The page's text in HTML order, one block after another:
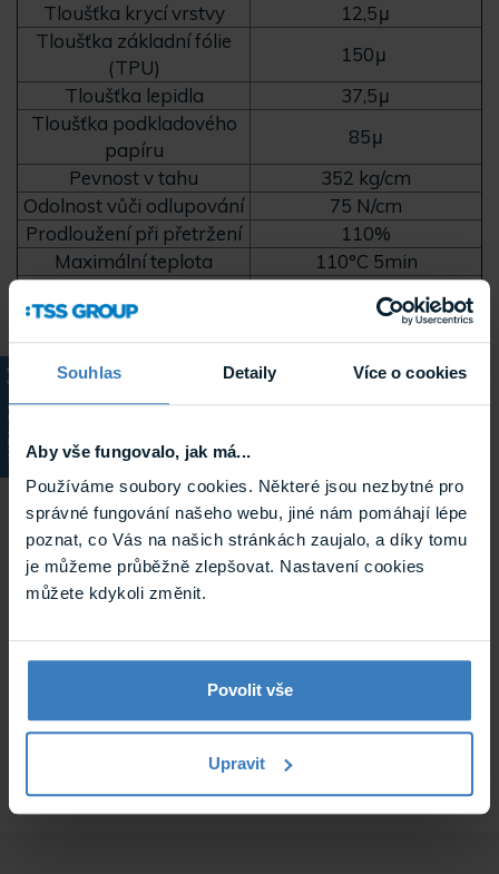
Souhlas Detaily Více o cookies
Aby vše fungovalo, jak má...
Používáme soubory cookies. Některé jsou nezbytné pro
správné fungování našeho webu, jiné nám pomáhají lépe
poznat, co Vás na našich stránkách zaujalo, a díky tomu
je můžeme průběžně zlepšovat. Nastavení cookies
můžete kdykoli změnit.
Povolit vše
Upravit
KATALOG
Tloušťka krycí vrstvy
12,5μ
Tloušťka základní fólie
(TPU)
150μ
Tloušťka lepidla
37,5μ
Tloušťka podkladového
papíru
85μ
Pevnost v tahu
352 kg/cm
Odolnost vůči odlupování
75 N/cm
Prodloužení při přetržení
110%
Maximální teplota
110°C 5min
QUV test (UV
záření/kondenzující
vlhkost)
1000 hodín
Odolnost vůči znečištění
kyselině a zásadě
VLT přenos viditelného
světla
0,92
Rozměr role
152 cm x 15 m
* Záruka platí výlučně po online registraci na
gswf.com do 30 dnů od zakoupení ochranné fólie
žloutnutí, praskání, bublinkování fólie nebo na jiné
vady související se samotným materiálem. Tato
záruka začíná běžet od data aplikace ochranné fólie
GSWF (jako doklad slouží faktura/doklad z pokladny).